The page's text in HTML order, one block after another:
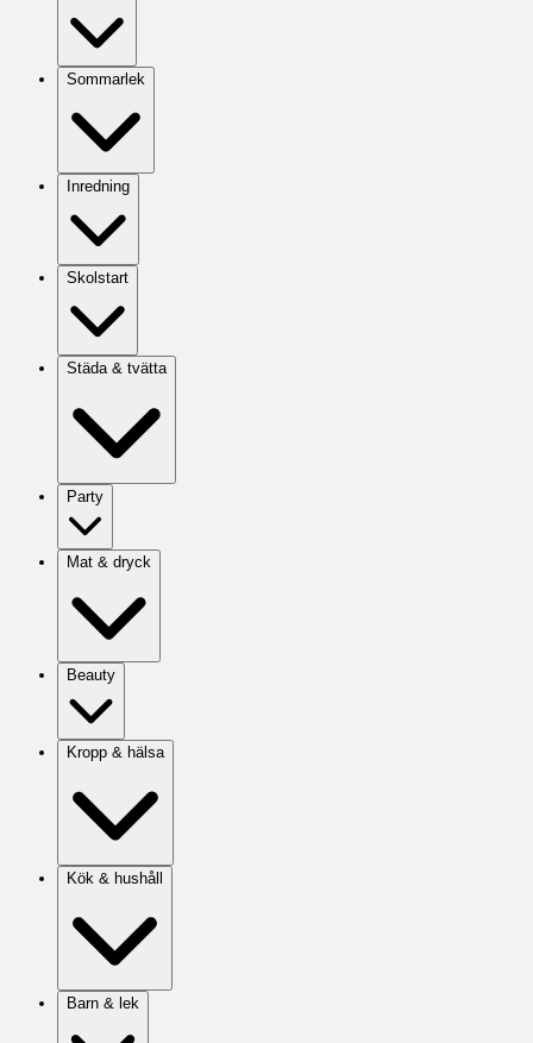
Sommarlek
Inredning
Skolstart
Städa & tvätta
Party
Mat & dryck
Beauty
Kropp & hälsa
Kök & hushåll
Barn & lek